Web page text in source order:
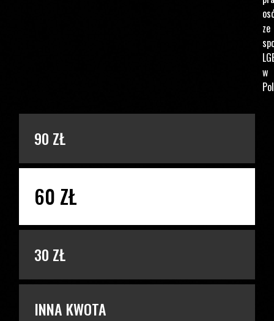
ze
w
90 ZŁ
60 ZŁ
30 ZŁ
INNA KWOTA
PODAJ KWOTĘ